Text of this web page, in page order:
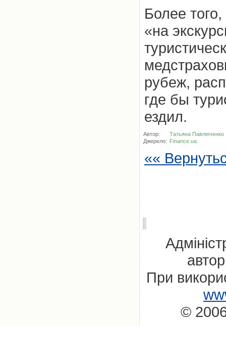
Более
«на
рубеж,
где бы
ездил.
Автор:
Татьяна Павлюченко
Джерело: Finance.ua
««
При
©